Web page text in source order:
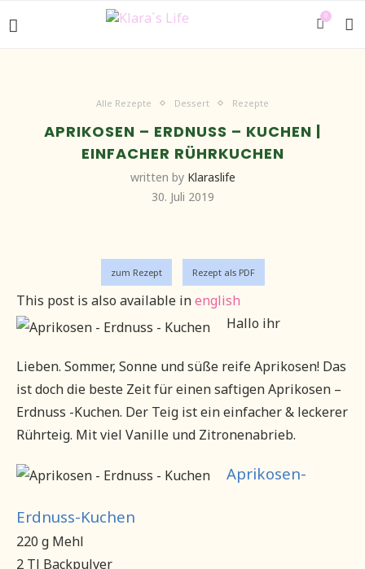
0
Alle Rezepte Dessert Rezepte
APRIKOSEN – ERDNUSS – KUCHEN |
EINFACHER RÜHRKUCHEN
written by Klaraslife
30. Juli 2019
zum Rezept Rezept als PDF
This post is also available inenglish
Hallo ihr
Lieben. Sommer, Sonne und süße reife Aprikosen! Das
ist doch die beste Zeit für einen saftigen Aprikosen –
Erdnuss -Kuchen. Der Teig ist ein einfacher & leckerer
Rührteig. Mit viel Vanille und Zitronenabrieb.
Aprikosen-
Erdnuss-Kuchen
220 g Mehl
2 Tl Backpulver